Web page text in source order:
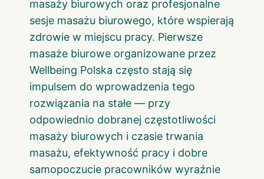
masaży biurowych oraz profesjonalne
sesje masażu biurowego, które wspierają
zdrowie w miejscu pracy. Pierwsze
masaże biurowe organizowane przez
Wellbeing Polska często stają się
impulsem do wprowadzenia tego
rozwiązania na stałe — przy
odpowiednio dobranej częstotliwości
masaży biurowych i czasie trwania
masażu, efektywność pracy i dobre
samopoczucie pracowników wyraźnie